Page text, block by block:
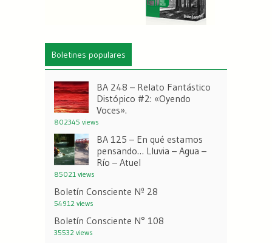
Boletines populares
BA 248 – Relato Fantástico
Distópico #2: «Oyendo
Voces».
802345 views
BA 125 – En qué estamos
pensando… Lluvia – Agua –
Río – Atuel
85021 views
Boletín Consciente Nº 28
54912 views
Boletín Consciente N° 108
35532 views